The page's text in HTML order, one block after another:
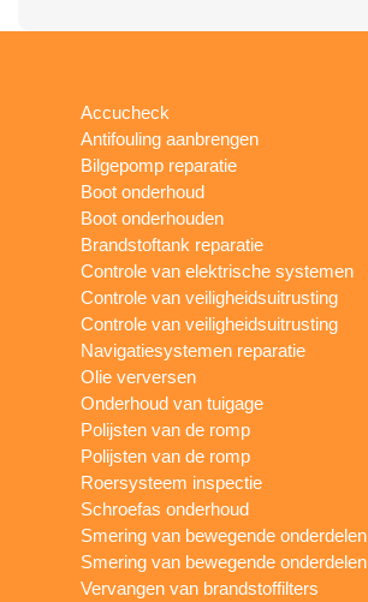
Accucheck
Antifouling aanbrengen
Bilgepomp reparatie
Boot onderhoud
Boot onderhouden
Brandstoftank reparatie
Controle van elektrische systemen
Controle van veiligheidsuitrusting
Controle van veiligheidsuitrusting
Navigatiesystemen reparatie
Olie verversen
Onderhoud van tuigage
Polijsten van de romp
Polijsten van de romp
Roersysteem inspectie
Schroefas onderhoud
Smering van bewegende onderdelen
Smering van bewegende onderdelen
Vervangen van brandstoffilters